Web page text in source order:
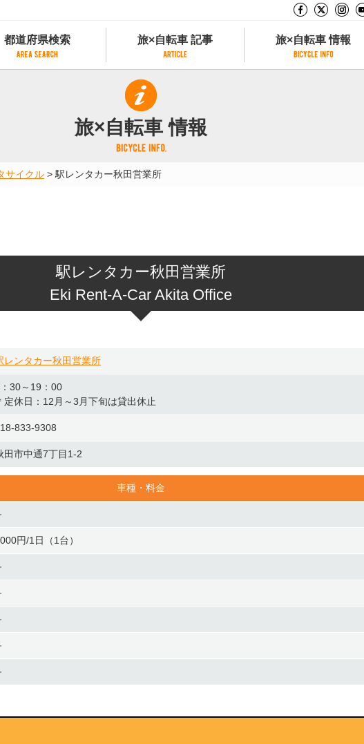
都道府県検索
サイクリング情報
クセスランキング
旅×自転車 記事
旅×自転車 記事
記事一覧
カテゴリから探す
タグから探す
旅×自転車 情報
サイクリストにやさしい宿
サイクルトレイン
予約ができるレンタサイクル
タンデム自転車があるレンタサイクル
旅×自転車 情報
サイクル > 駅レンタカー秋田営業所
駅レンタカー秋田営業所
Eki Rent-A-Car Akita Office
レンタカー秋田営業所
30～19：00
定休日：12月～3月下旬は貸出休止
833-9308
田市中通7丁目1-2
車種・料金
円/1日（1台）